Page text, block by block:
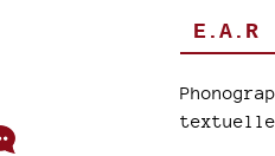
E.A.R
textuelle